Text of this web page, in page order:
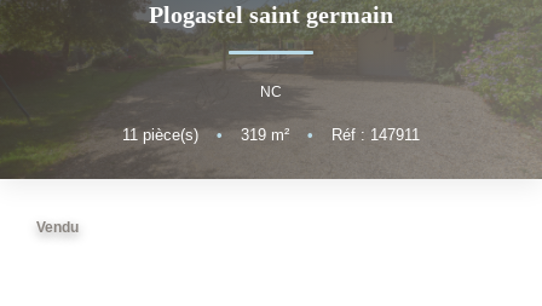
Autres Demeures De Charme
ESTIMER
Plogastel saint germain
NC
11 pièce(s) • 319 m² • Réf : 147911
Vendu